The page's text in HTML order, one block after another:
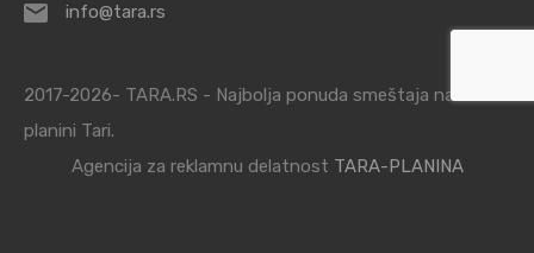
info@tara.rs
2017-2026- TARA.RS - Najbolja ponuda smeštaja na
planini Tari.
Agencija za reklamnu delatnost TARA-PLANINA